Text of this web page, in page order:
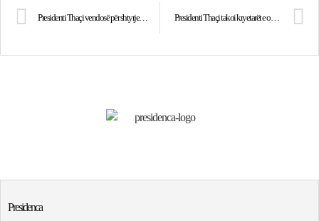
Presidenti Thaçi vendosë për shtyrjen e zgjedhjeve për Kryetar të Komunës së Podujevës Presidenti Thaçi takoi kryetarët e odave ekonomike
Presidenca